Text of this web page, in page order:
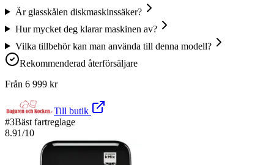
Är glasskålen diskmaskinssäker?
Hur mycket deg klarar maskinen av?
Vilka tillbehör kan man använda till denna modell?
Rekommenderad återförsäljare
Från 6 999 kr
Till butik
#3Bäst fartreglage
8.91/10